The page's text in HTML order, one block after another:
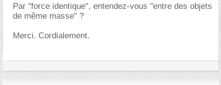
Par "force identique", entendez-vous "entre des objets
de même masse" ?
Merci. Cordialement.